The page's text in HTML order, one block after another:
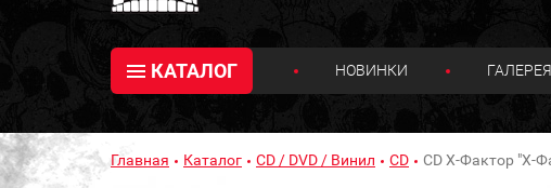
КАТАЛОГ НОВИНКИ ГАЛЕРЕЯ
Главная Каталог CD / DVD / Винил CD CD X-Фактор "X-